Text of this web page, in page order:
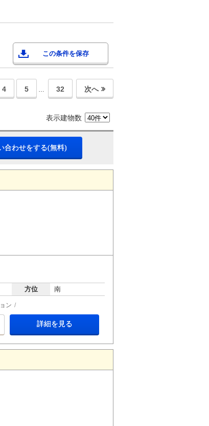
この条件を保存
4 5 … 32 次へ
表示建物数
合わせをする(無料)
方位 南
ン
詳細を見る